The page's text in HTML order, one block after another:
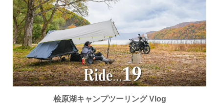
桧原湖キャンプツーリング Vlog